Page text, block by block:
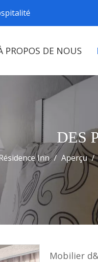
PROPOS DE NOUS
DES
Inn / Aperçu /
Mobilier